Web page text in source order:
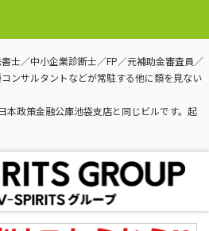
士／中小企業診断士／FP／元補助金審査員／
ンサルタントなどが常駐する他に類を見ない
本政策金融公庫池袋支店と同じビルです。起